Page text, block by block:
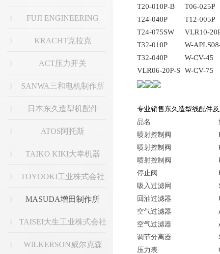
FUJI ENGINEERING
KRACHT克拉克
ACT压力开关
SANWA三和电机制作所
日本东久造型机配件
ATOS阿托斯
TAIKO KIKI大幸机器
TOYOOKI工业株式会社
MASUDA增田制作所
TAISEI大生工业株式会社
WILKERSON威尔克森
T20-010P-B
T06-025P
T24-040P
T12-005P
T24-075SW
VLR10-
T32-010P
W-
T32-040P
W-CV-45
VLR06-20P-S W-CV-75
专业销售东久造型线配件
品名
喷射控制阀
喷射控制阀
喷射控制阀
停止阀
吸入过滤网
回油过滤器
空气过滤器
空气过滤器
调节分离器
压力表